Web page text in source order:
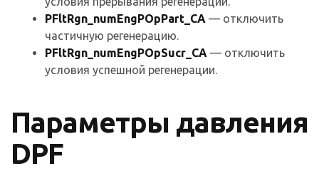
PFltRgn_numEngPOpPart_CA — отключить
частичную регенерацию.
PFltRgn_numEngPOpSucr_CA — отключить
условия успешной регенерации.
Параметры давления
DPF